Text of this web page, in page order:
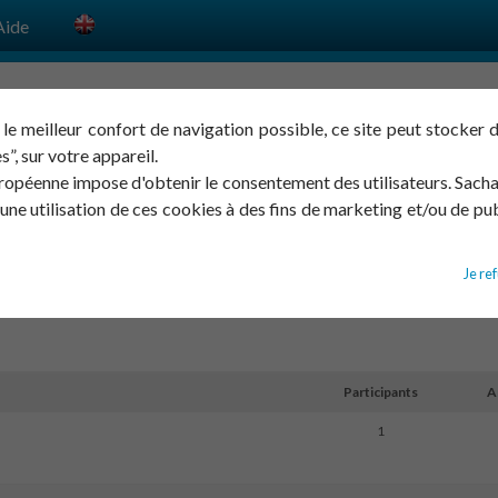
meilleur confort de navigation possible, ce site peut stocker
sur votre appareil.
impose d'obtenir le consentement des utilisateurs.
utilisation de ces cookies à des fins de marketing et/ou de
Je
DU SUJET :
Participants
1